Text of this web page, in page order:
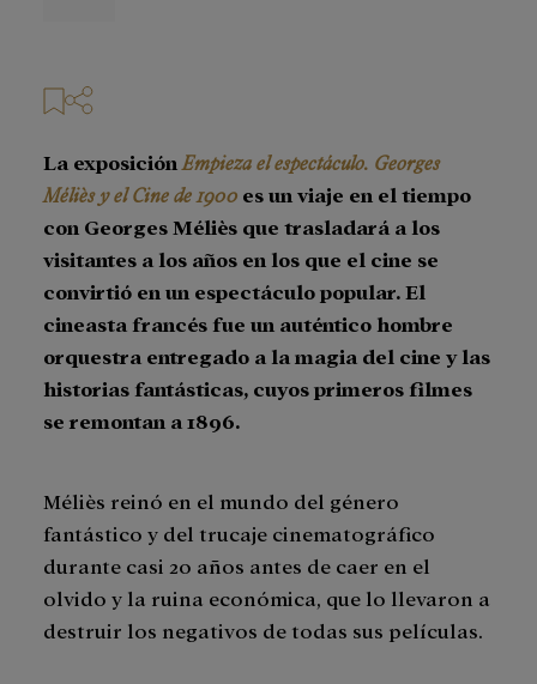
La exposición Empieza el espectáculo. Georges
Méliès y el Cine de 1900 es un viaje en el tiempo
con Georges Méliès que trasladará a los
visitantes a los años en los que el cine se
convirtió en un espectáculo popular. El
cineasta francés fue un auténtico hombre
orquestra entregado a la magia del cine y las
historias fantásticas, cuyos primeros filmes
se remontan a 1896.
Méliès reinó en el mundo del género
fantástico y del trucaje cinematográfico
durante casi 20 años antes de caer en el
olvido y la ruina económica, que lo llevaron a
destruir los negativos de todas sus películas.